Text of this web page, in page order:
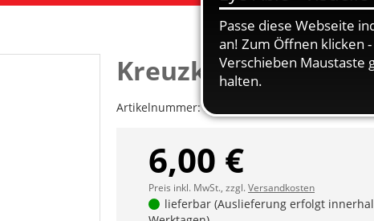
Kreuzkopf re.+li.
Artikelnummer:ET50025-29
6,00 €
Preis inkl. MwSt., zzgl.Versandkosten
lieferbar (Auslieferung erfolgt